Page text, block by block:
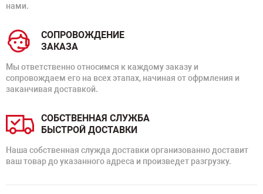
нами.
СОПРОВОЖДЕНИЕ
ЗАКАЗА
Мы ответственно относимся к каждому заказу и
сопровождаем его на всех этапах, начиная от офрмления и
заканчивая доставкой.
СОБСТВЕННАЯ СЛУЖБА
БЫСТРОЙ ДОСТАВКИ
Наша собственная служда доставки организованно доставит
ваш товар до указанного адреса и произведет разгрузку.